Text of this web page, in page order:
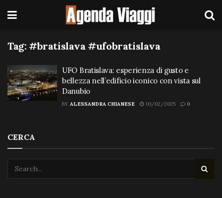
Tag: #bratislava #ufobratislava
UFO Bratislava: esperienza di gusto e
bellezza nell’edificio iconico con vista sul
Danubio
BY ALESSANDRA CHIANESE 03/02/2025 0
CERCA